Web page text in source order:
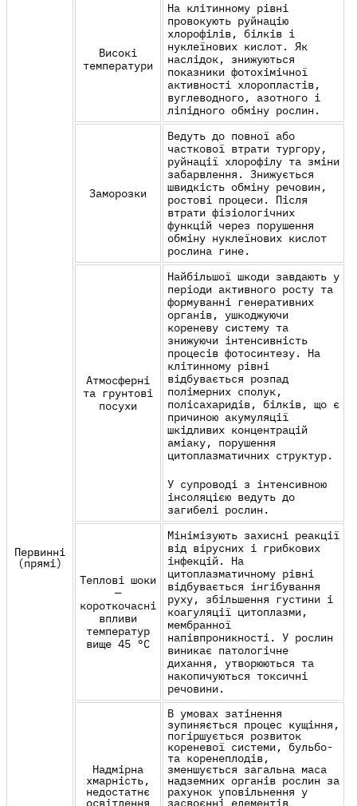
Первинні
(прямі)
Високі
температури
На клітинному рівні
провокують руйнацію
хлорофілів, білків і
нуклеїнових кислот. Як
наслідок, знижуються
показники фотохімічної
активності хлоропластів,
вуглеводного, азотного і
ліпідного обміну рослин.
Заморозки
Ведуть до повної або
часткової втрати тургору,
руйнації хлорофілу та зміни
забарвлення. Знижується
швидкість обміну речовин,
ростові процеси. Після
втрати фізіологічних
функцій через порушення
обміну нуклеїнових кислот
рослина гине.
Атмосферні
та грунтові
посухи
Найбільшої шкоди завдають у
періоди активного росту та
формуванні генеративних
органів, ушкоджуючи
кореневу систему та
знижуючи інтенсивність
процесів фотосинтезу. На
клітинному рівні
відбувається розпад
полімерних сполук,
полісахаридів, білків, що є
причиною акумуляції
шкідливих концентрацій
аміаку, порушення
цитоплазматичних структур.
У супроводі з інтенсивною
інсоляцією ведуть до
загибелі рослин.
Теплові шоки
—
короткочасні
впливи
температур
вище 45 °С
Мінімізують захисні реакції
від вірусних і грибкових
інфекцій. На
цитоплазматичному рівні
відбувається інгібування
руху, збільшення густини і
коагуляції цитоплазми,
мембранної
напівпроникності. У рослин
виникає патологічне
дихання, утворюються та
накопичуються токсичні
речовини.
Надмірна
хмарність,
недостатнє
освітлення
В умовах затінення
зупиняється процес кущіння,
погіршується розвиток
кореневої системи, бульбо-
та коренеплодів,
зменшується загальна маса
надземних органів рослин за
рахунок уповільнення у
засвоєнні елементів